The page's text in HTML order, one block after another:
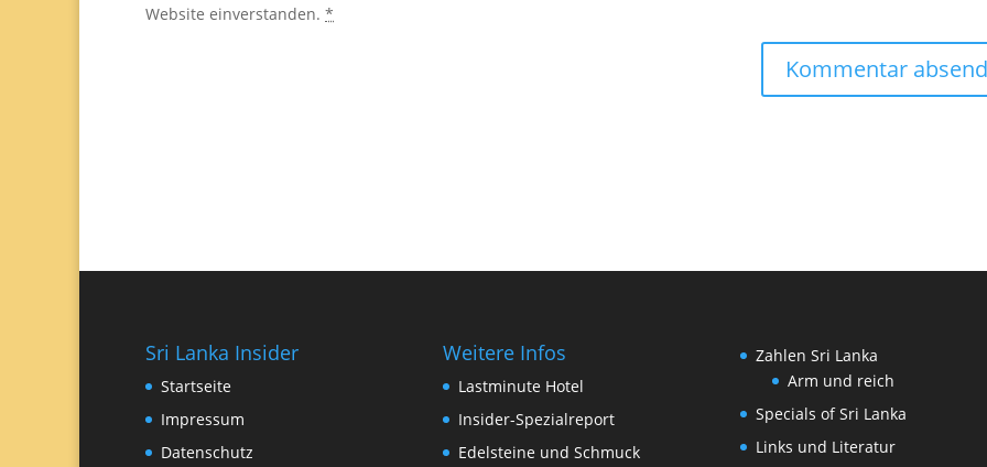
Website einverstanden. *
Sri Lanka Insider
Startseite
Impressum
Datenschutz
Weitere Infos
Lastminute Hotel
Insider-Spezialreport
Edelsteine und Schmuck
Zahlen Sri Lanka
Arm und reich
Specials of Sri Lanka
Links und Literatur